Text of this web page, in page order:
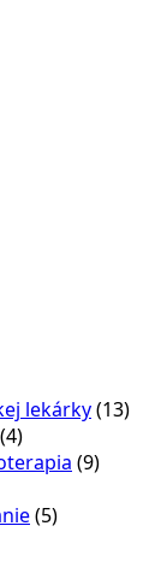
lekárky(13)
(4)
(9)
(5)